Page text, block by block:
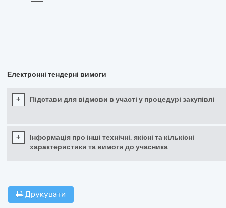
Електронні тендерні вимоги
+ Підстави для відмови в участі у процедурі закупівлі
+
Інформація про інші технічні, якісні та кількісні
характеристики та вимоги до учасника
Друкувати